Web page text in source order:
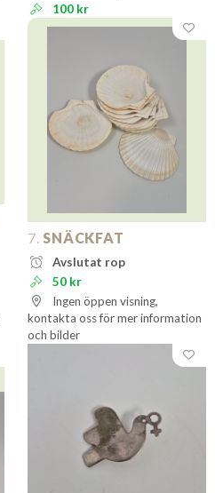
100 kr
7. SNÄCKFAT
Avslutat rop
50 kr
Ingen öppen visning,
kontakta oss för mer information
och bilder